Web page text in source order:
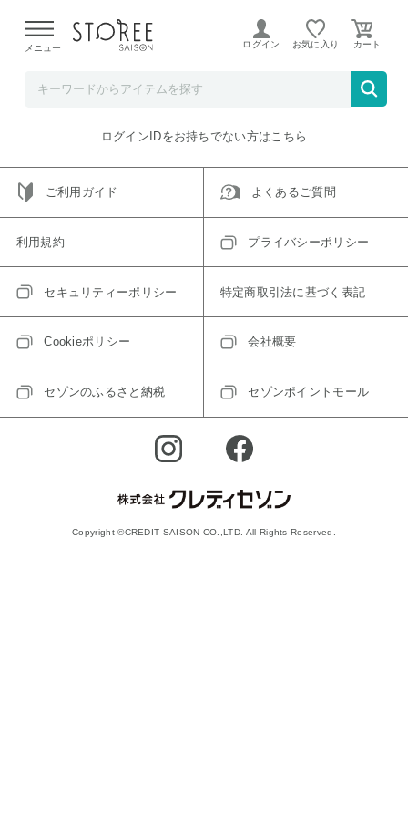
よる配送遅延が発生しております。
メニュー ログイン お気に入り
ご指定のアイテムは取り扱い終了、またはただいま取り扱い
トップへ戻る
ログインIDをお持ちでない方はこちら
ご利用ガイド よくあるご質問
利用規約 プライバシーポリシー
セキュリティーポリシー 特定商取引法に基づく表記
Cookieポリシー 会社概要
セゾンのふるさと納税 セゾンポイントモール
Copyright ©CREDIT SAISON CO.,LTD. All Rights Reserved.